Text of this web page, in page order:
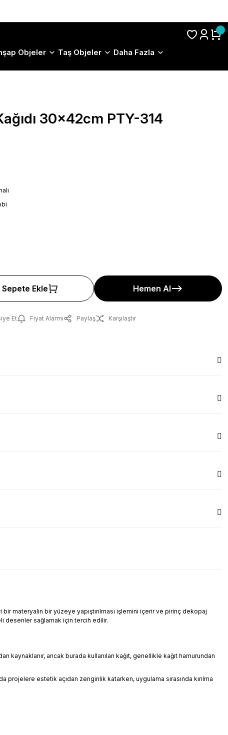
Objeler Taş Objeler Daha Fazla
30x42cm PTY-314
Sepete Ekle Hemen Al
Et Fiyat Alarmı Paylaş Karşılaştır
materyalin bir yüzeye yapıştırılması işlemini içerir ve pirinç dekopaj
desenler sağlamak için tercih edilir.
kaynaklanır, ancak burada kullanılan kağıt, genellikle kağıt hamurundan
projelere estetik açıdan zenginlik katarken, uygulama sırasında kırılma